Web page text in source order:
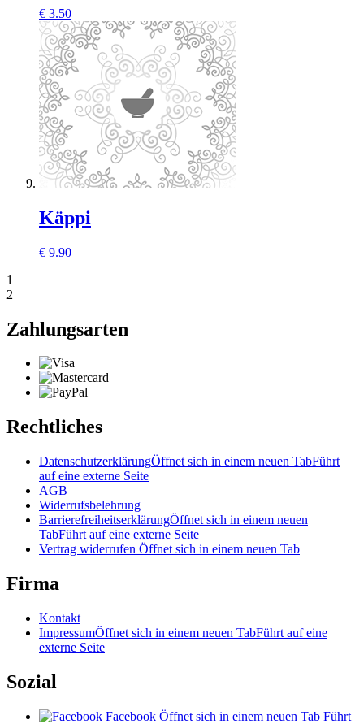
€ 3.50
Käppi
€ 9.90
1
2
Zahlungsarten
Rechtliches
DatenschutzerklärungÖffnet sich in einem neuen TabFührt
auf eine externe Seite
AGB
Widerrufsbelehrung
BarrierefreiheitserklärungÖffnet sich in einem neuen
TabFührt auf eine externe Seite
Vertrag widerrufen Öffnet sich in einem neuen Tab
Firma
Kontakt
ImpressumÖffnet sich in einem neuen TabFührt auf eine
externe Seite
Sozial
Facebook Öffnet sich in einem neuen Tab Führt